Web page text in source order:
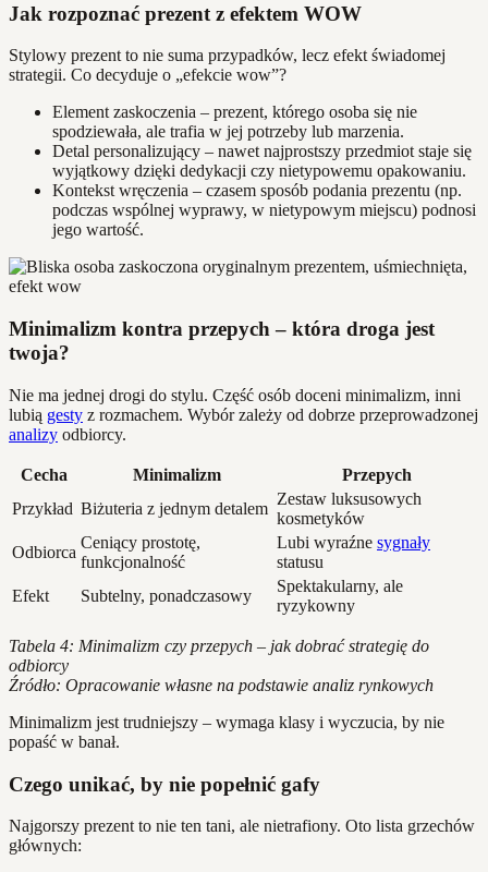
Jak rozpoznać prezent z efektem WOW
Stylowy prezent to nie suma przypadków, lecz efekt świadomej
strategii. Co decyduje o „efekcie wow”?
Element zaskoczenia – prezent, którego osoba się nie
spodziewała, ale trafia w jej potrzeby lub marzenia.
Detal personalizujący – nawet najprostszy przedmiot staje się
wyjątkowy dzięki dedykacji czy nietypowemu opakowaniu.
Kontekst wręczenia – czasem sposób podania prezentu (np.
podczas wspólnej wyprawy, w nietypowym miejscu) podnosi
jego wartość.
Minimalizm kontra przepych – która droga jest
twoja?
Nie ma jednej drogi do stylu. Część osób doceni minimalizm, inni
lubią gesty z rozmachem. Wybór zależy od dobrze przeprowadzonej
analizy odbiorcy.
Cecha Minimalizm
Przepych
Przykład Biżuteria z jednym detalem
Zestaw luksusowych
kosmetyków
Odbiorca
Ceniący prostotę,
funkcjonalność
Lubi wyraźne sygnały
statusu
Efekt
Subtelny, ponadczasowy
Spektakularny, ale
ryzykowny
Tabela 4: Minimalizm czy przepych – jak dobrać strategię do
odbiorcy
Źródło: Opracowanie własne na podstawie analiz rynkowych
Minimalizm jest trudniejszy – wymaga klasy i wyczucia, by nie
popaść w banał.
Czego unikać, by nie popełnić gafy
Najgorszy prezent to nie ten tani, ale nietrafiony. Oto lista grzechów
głównych: